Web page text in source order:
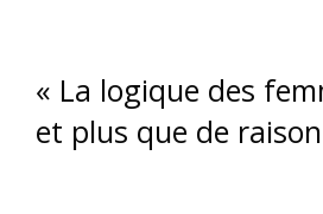
« La logique des
et plus que de